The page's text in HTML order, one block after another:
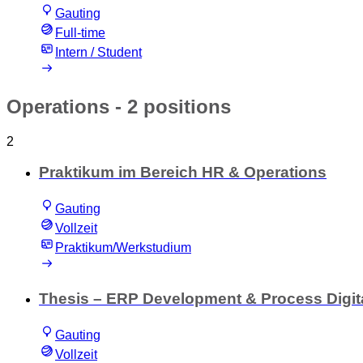
Gauting
Full-time
Intern / Student
Operations - 2 positions
2
Praktikum im Bereich HR & Operations
Gauting
Vollzeit
Praktikum/Werkstudium
Thesis – ERP Development & Process
Gauting
Vollzeit